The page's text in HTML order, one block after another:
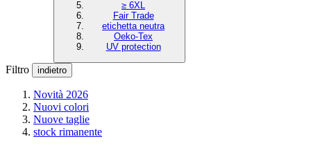
≥ 6XL
Fair Trade
etichetta neutra
Oeko-Tex
UV protection
Filtro indietro
Novità 2026
Nuovi colori
Nuove taglie
stock rimanente